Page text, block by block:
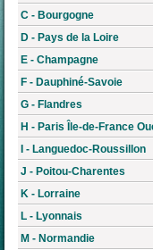
C - Bourgogne
D - Pays de la Loire
E - Champagne
F - Dauphiné-Savoie
G - Flandres
H - Paris Île-de-France
I - Languedoc-Roussillon
J - Poitou-Charentes
K - Lorraine
L - Lyonnais
M - Normandie